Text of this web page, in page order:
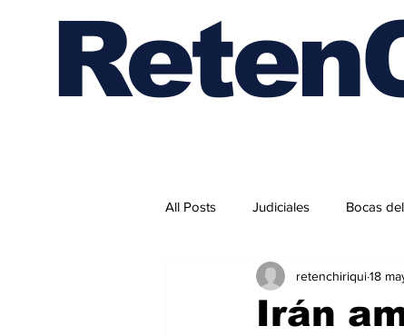
All Posts Judiciales Bocas
Internacionales
Irán
retenchiriqui18